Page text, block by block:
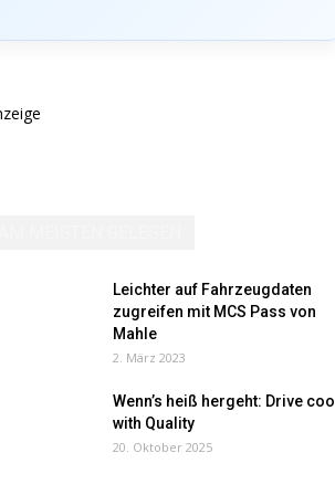
Leichter auf Fahrzeugdaten
zugreifen mit MCS Pass von
Mahle
2. März 2023
Wenn’s heiß hergeht: Drive cool
with Quality
20. Oktober 2025